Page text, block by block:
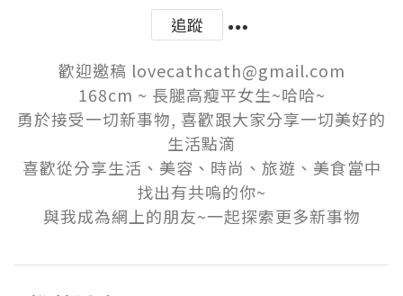
追蹤
歡迎邀稿 lovecathcath@gmail.com
168cm ~ 長腿高瘦平女生~哈哈~
勇於接受一切新事物, 喜歡跟大家分享一切美好的
生活點滴
喜歡從分享生活、美容、時尚、旅遊、美食當中
找出有共嗚的你~
與我成為網上的朋友~一起探索更多新事物